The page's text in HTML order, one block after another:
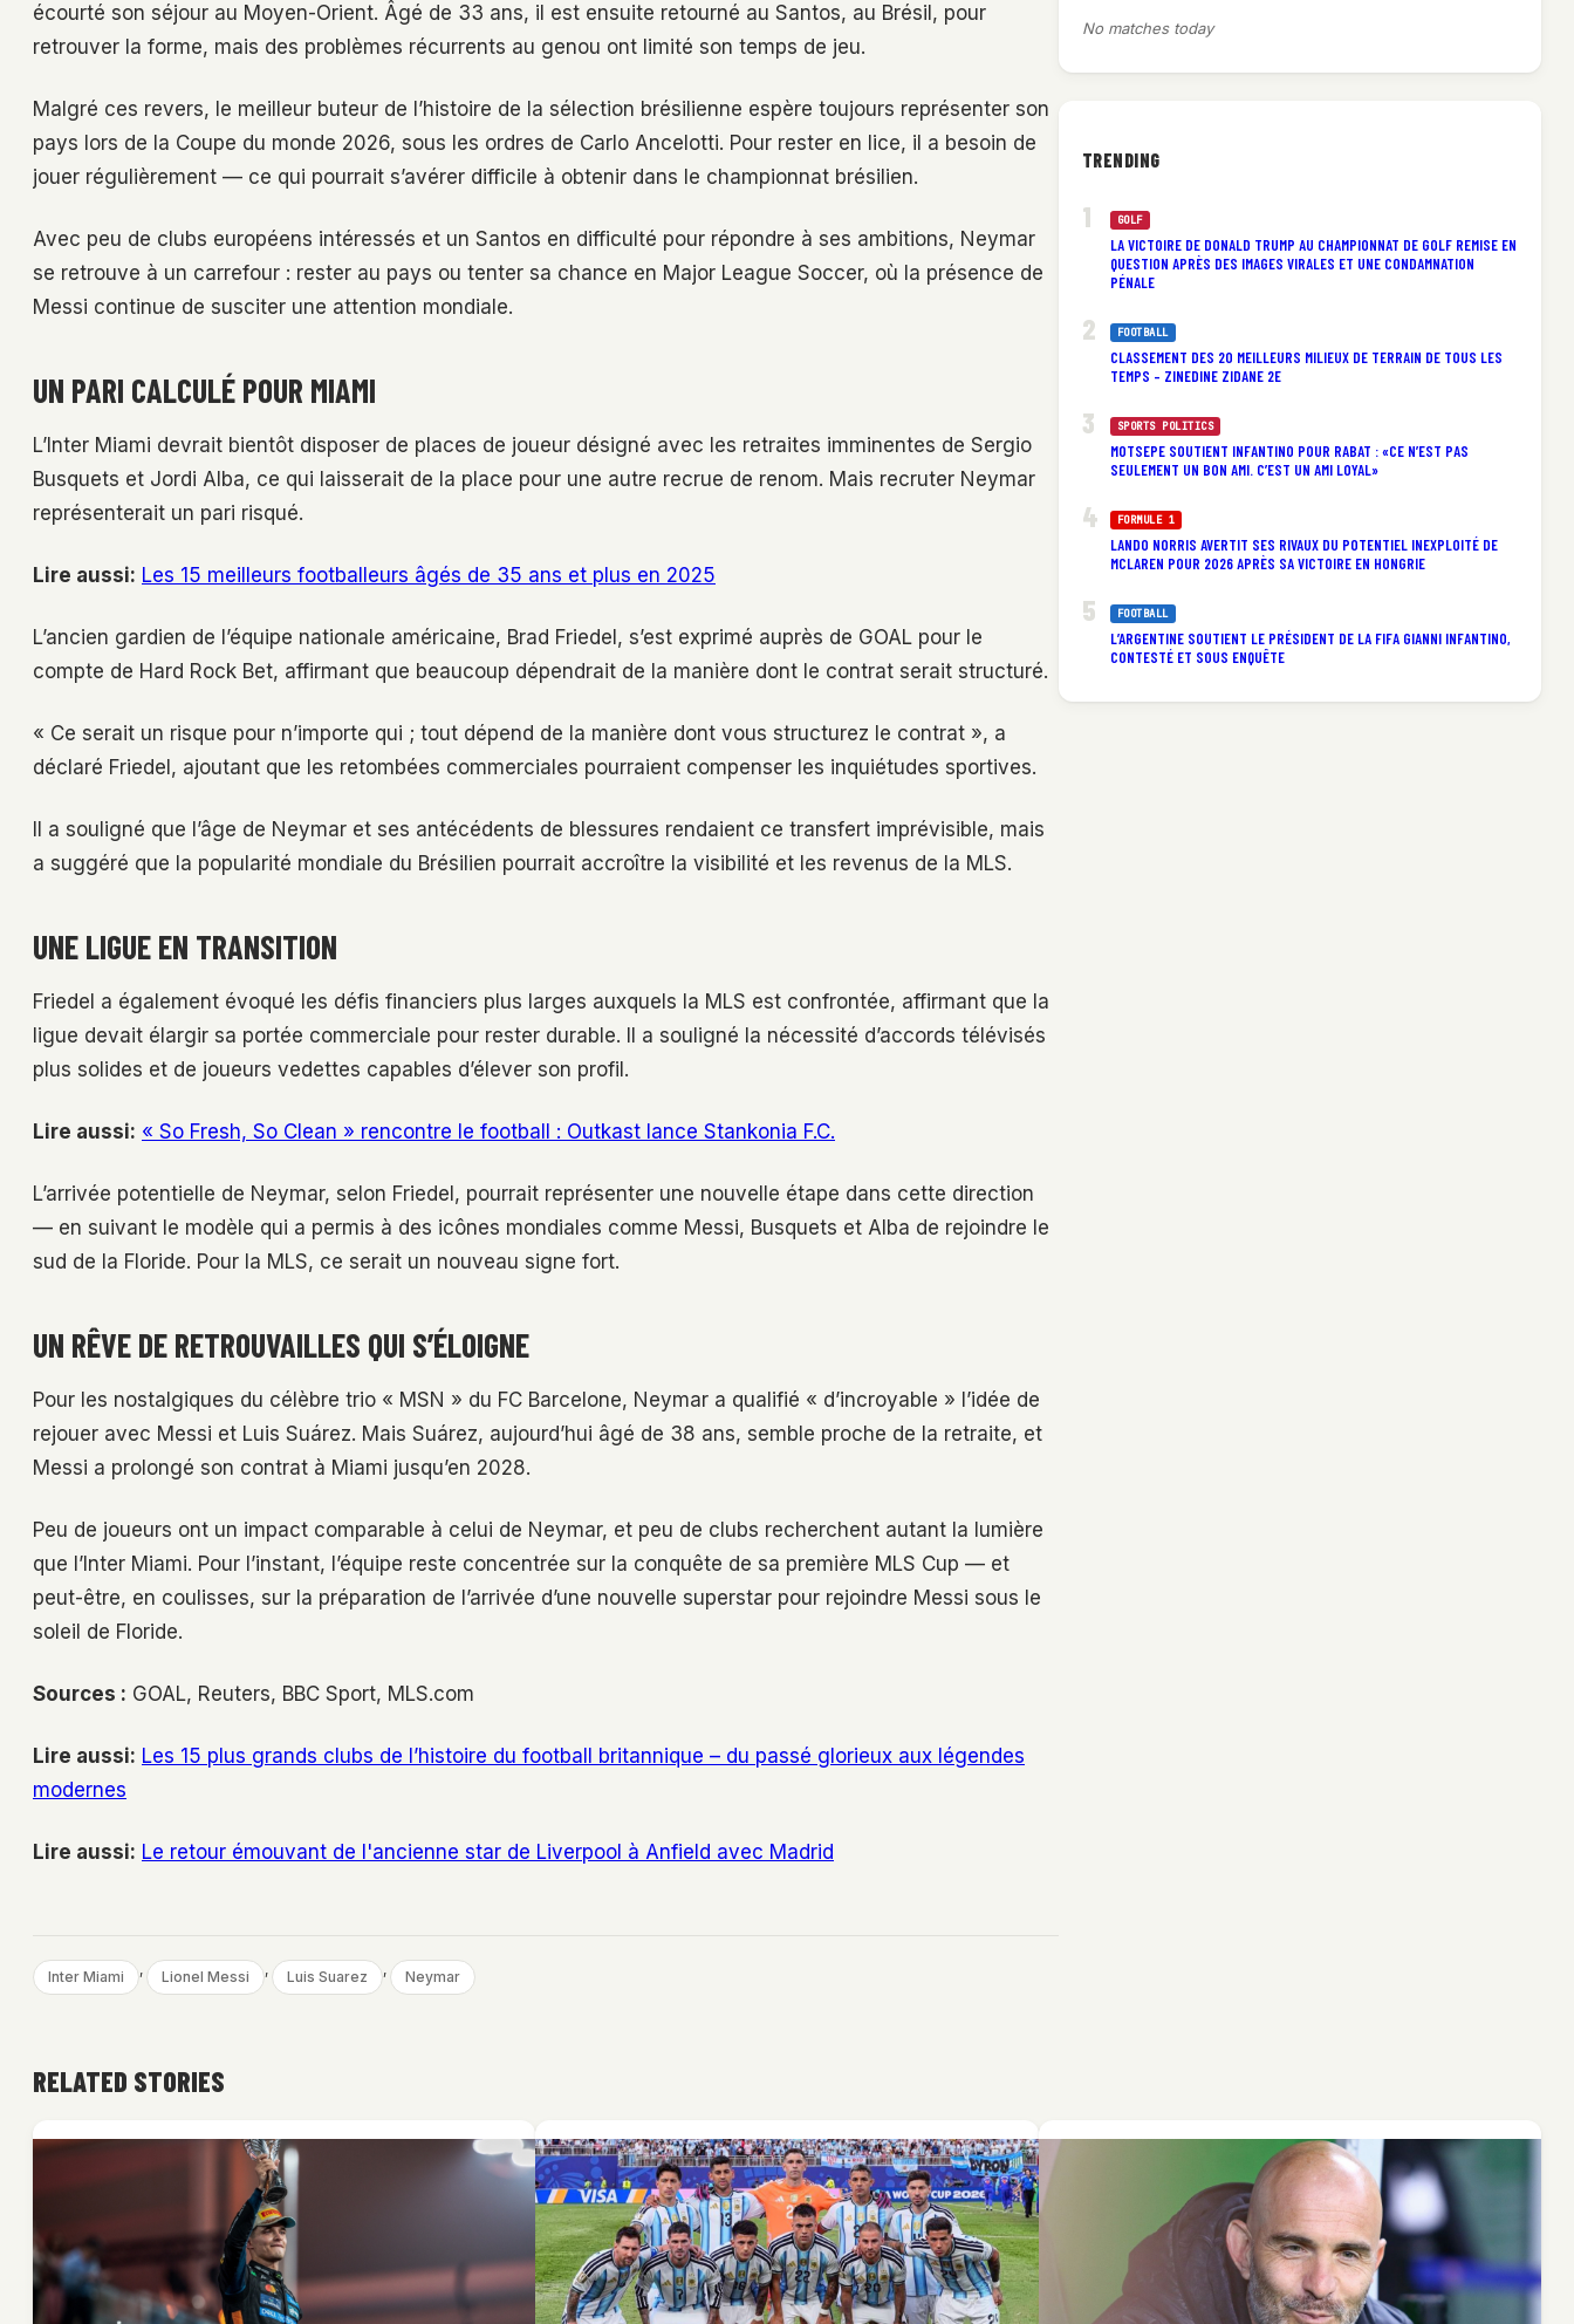
écourté son séjour au Moyen-Orient. Âgé de 33 ans, il est ensuite retourné au Santos, au Brésil, pour
retrouver la forme, mais des problèmes récurrents au genou ont limité son temps de jeu.
Malgré ces revers, le meilleur buteur de l’histoire de la sélection brésilienne espère toujours représenter son
pays lors de la Coupe du monde 2026, sous les ordres de Carlo Ancelotti. Pour rester en lice, il a besoin de
jouer régulièrement — ce qui pourrait s’avérer difficile à obtenir dans le championnat brésilien.
Avec peu de clubs européens intéressés et un Santos en difficulté pour répondre à ses ambitions, Neymar
se retrouve à un carrefour : rester au pays ou tenter sa chance en Major League Soccer, où la présence de
Messi continue de susciter une attention mondiale.
UN PARI CALCULÉ POUR MIAMI
L’Inter Miami devrait bientôt disposer de places de joueur désigné avec les retraites imminentes de Sergio
Busquets et Jordi Alba, ce qui laisserait de la place pour une autre recrue de renom. Mais recruter Neymar
représenterait un pari risqué.
Lire aussi: Les 15 meilleurs footballeurs âgés de 35 ans et plus en 2025
L’ancien gardien de l’équipe nationale américaine, Brad Friedel, s’est exprimé auprès de GOAL pour le
compte de Hard Rock Bet, affirmant que beaucoup dépendrait de la manière dont le contrat serait structuré.
« Ce serait un risque pour n’importe qui ; tout dépend de la manière dont vous structurez le contrat », a
déclaré Friedel, ajoutant que les retombées commerciales pourraient compenser les inquiétudes sportives.
Il a souligné que l’âge de Neymar et ses antécédents de blessures rendaient ce transfert imprévisible, mais
a suggéré que la popularité mondiale du Brésilien pourrait accroître la visibilité et les revenus de la MLS.
UNE LIGUE EN TRANSITION
Friedel a également évoqué les défis financiers plus larges auxquels la MLS est confrontée, affirmant que la
ligue devait élargir sa portée commerciale pour rester durable. Il a souligné la nécessité d’accords télévisés
plus solides et de joueurs vedettes capables d’élever son profil.
Lire aussi: « So Fresh, So Clean » rencontre le football : Outkast lance Stankonia F.C.
L’arrivée potentielle de Neymar, selon Friedel, pourrait représenter une nouvelle étape dans cette direction
— en suivant le modèle qui a permis à des icônes mondiales comme Messi, Busquets et Alba de rejoindre le
sud de la Floride. Pour la MLS, ce serait un nouveau signe fort.
UN RÊVE DE RETROUVAILLES QUI S’ÉLOIGNE
Pour les nostalgiques du célèbre trio « MSN » du FC Barcelone, Neymar a qualifié « d’incroyable » l’idée de
rejouer avec Messi et Luis Suárez. Mais Suárez, aujourd’hui âgé de 38 ans, semble proche de la retraite, et
Messi a prolongé son contrat à Miami jusqu’en 2028.
Peu de joueurs ont un impact comparable à celui de Neymar, et peu de clubs recherchent autant la lumière
que l’Inter Miami. Pour l’instant, l’équipe reste concentrée sur la conquête de sa première MLS Cup — et
peut-être, en coulisses, sur la préparation de l’arrivée d’une nouvelle superstar pour rejoindre Messi sous le
soleil de Floride.
Sources : GOAL, Reuters, BBC Sport, MLS.com
Lire aussi: Les 15 plus grands clubs de l’histoire du football britannique – du passé glorieux aux légendes
modernes
Lire aussi: Le retour émouvant de l'ancienne star de Liverpool à Anfield avec Madrid
Inter Miami , Lionel Messi , Luis Suarez , Neymar
No matches today
TRENDING
GOLF
LA VICTOIRE DE DONALD TRUMP AU CHAMPIONNAT DE GOLF REMISE EN
QUESTION APRÈS DES IMAGES VIRALES ET UNE CONDAMNATION
PÉNALE
FOOTBALL
CLASSEMENT DES 20 MEILLEURS MILIEUX DE TERRAIN DE TOUS LES
TEMPS – ZINEDINE ZIDANE 2E
SPORTS POLITICS
MOTSEPE SOUTIENT INFANTINO POUR RABAT : «CE N’EST PAS
SEULEMENT UN BON AMI. C’EST UN AMI LOYAL»
FORMULE 1
LANDO NORRIS AVERTIT SES RIVAUX DU POTENTIEL INEXPLOITÉ DE
MCLAREN POUR 2026 APRÈS SA VICTOIRE EN HONGRIE
FOOTBALL
L’ARGENTINE SOUTIENT LE PRÉSIDENT DE LA FIFA GIANNI INFANTINO,
CONTESTÉ ET SOUS ENQUÊTE
RELATED STORIES